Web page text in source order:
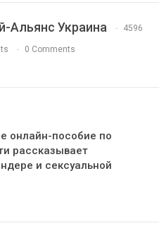
Альянс Украина 4596
0 Comments
онлайн-пособие по
рассказывает
и сексуальной